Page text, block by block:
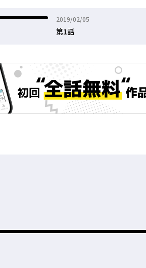
2019/02/05
2019年02月05日
第1話